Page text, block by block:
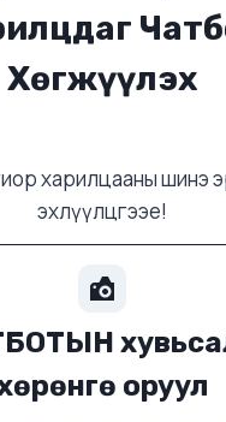
Хөгжүүлэх
харилцааны шинэ
эхлүүлцгээе!
оруул